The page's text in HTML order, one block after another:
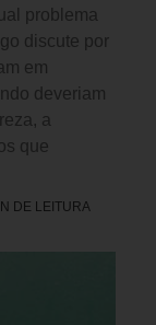
problema
discute por
em
deveriam
a
que
DE LEITURA